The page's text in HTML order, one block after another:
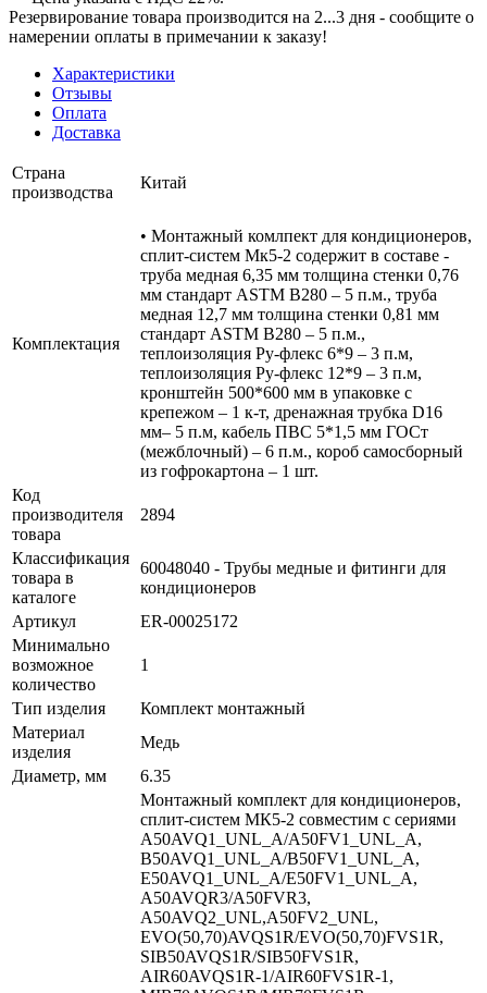
Резервирование товара производится на 2...3 дня - сообщите о
намерении оплаты в примечании к заказу!
Характеристики
Отзывы
Оплата
Доставка
Страна
производства
Китай
Комплектация
• Монтажный комлпект для кондиционеров,
сплит-систем Мк5-2 содержит в составе -
труба медная 6,35 мм толщина стенки 0,76
мм стандарт ASTM B280 – 5 п.м., труба
медная 12,7 мм толщина стенки 0,81 мм
стандарт ASTM B280 – 5 п.м.,
теплоизоляция Ру-флекс 6*9 – 3 п.м,
теплоизоляция Ру-флекс 12*9 – 3 п.м,
кронштейн 500*600 мм в упаковке с
крепежом – 1 к-т, дренажная трубка D16
мм– 5 п.м, кабель ПВС 5*1,5 мм ГОСт
(межблочный) – 6 п.м., короб самосборный
из гофрокартона – 1 шт.
Код
производителя
товара
2894
Классификация
товара в
каталоге
60048040 - Трубы медные и фитинги для
кондиционеров
Артикул
ER-00025172
Минимально
возможное
количество
1
Тип изделия
Комплект монтажный
Материал
изделия
Медь
Диаметр, мм
6.35
Монтажный комплект для кондиционеров,
сплит-систем МК5-2 совместим с сериями
A50AVQ1_UNL_A/A50FV1_UNL_A,
B50AVQ1_UNL_A/B50FV1_UNL_A,
E50AVQ1_UNL_A/E50FV1_UNL_A,
А50AVQR3/A50FVR3,
A50AVQ2_UNL,A50FV2_UNL,
EVO(50,70)AVQS1R/EVO(50,70)FVS1R,
SIB50AVQS1R/SIB50FVS1R,
AIR60AVQS1R-1/AIR60FVS1R-1,